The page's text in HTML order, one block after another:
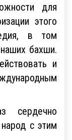
для
этого
в том
бахши.
и
сердечно
с этим